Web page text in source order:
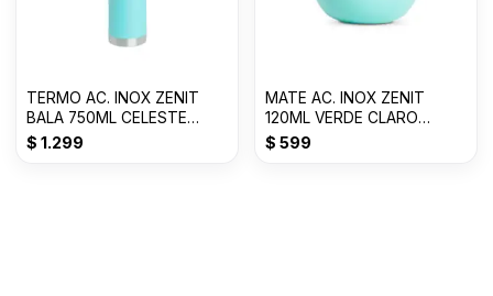
TERMO AC. INOX ZENIT
BALA 750ML CELESTE
Z75ZC
$ 1.299
MATE AC. INOX ZENIT
120ML VERDE CLARO
ZVB028VC
$ 599